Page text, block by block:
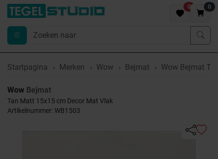
0 0
Startpagina Merken Wow Bejmat Wow Bejmat
Wow Bejmat
Tan Matt 15x15 cm Decor Mat Vlak
Artikelnummer: WB1503